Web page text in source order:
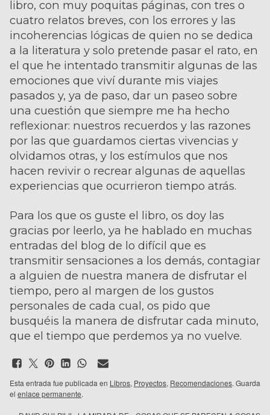
libro, con muy poquitas páginas, con tres o
cuatro relatos breves, con los errores y las
incoherencias lógicas de quien no se dedica
a la literatura y solo pretende pasar el rato, en
el que he intentado transmitir algunas de las
emociones que viví durante mis viajes
pasados y, ya de paso, dar un paseo sobre
una cuestión que siempre me ha hecho
reflexionar: nuestros recuerdos y las razones
por las que guardamos ciertas vivencias y
olvidamos otras, y los estímulos que nos
hacen revivir o recrear algunas de aquellas
experiencias que ocurrieron tiempo atrás.
Para los que os guste el libro, os doy las
gracias por leerlo, ya he hablado en muchas
entradas del blog de lo difícil que es
transmitir sensaciones a los demás, contagiar
a alguien de nuestra manera de disfrutar el
tiempo, pero al margen de los gustos
personales de cada cual, os pido que
busquéis la manera de disfrutar cada minuto,
que el tiempo que perdemos ya no vuelve.
Esta entrada fue publicada en Libros, Proyectos, Recomendaciones. Guarda
el enlace permanente.